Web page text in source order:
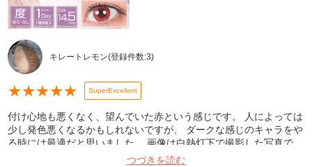
キレートレモン(登録件数:3)
★★★★★ SuperExcellent
付け心地も悪くなく、望んでいた赤という感じです。 人によっては
少し発色悪くなるかもしれないですが、 ダークな感じのキャラをや
る時には最適だと思いました。 画像は白熱灯下で撮影した写真で
つづきを読む